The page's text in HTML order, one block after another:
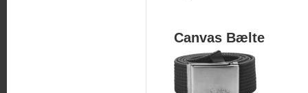
Canvas Bælte